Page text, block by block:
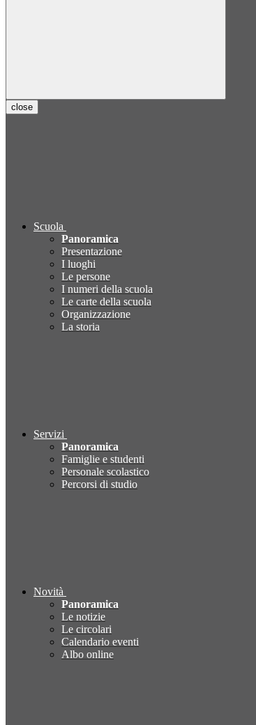
close
Scuola
Panoramica
Presentazione
I luoghi
Le persone
I numeri della scuola
Le carte della scuola
Organizzazione
La storia
Servizi
Panoramica
Famiglie e studenti
Personale scolastico
Percorsi di studio
Novità
Panoramica
Le notizie
Le circolari
Calendario eventi
Albo online